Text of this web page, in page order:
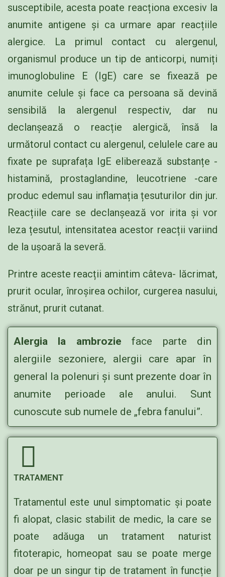
susceptibile, acesta poate reacționa excesiv la
anumite antigene și ca urmare apar reacțiile
alergice. La primul contact cu alergenul,
organismul produce un tip de anticorpi, numiți
imunoglobuline E (IgE) care se fixează pe
anumite celule și face ca persoana să devină
sensibilă la alergenul respectiv, dar nu
declanșează o reacție alergică, însă la
următorul contact cu alergenul, celulele care au
fixate pe suprafața IgE eliberează substanțe -
histamină, prostaglandine, leucotriene -care
produc edemul sau inflamația țesuturilor din jur.
Reacțiile care se declanșează vor irita și vor
leza țesutul, intensitatea acestor reacții variind
de la ușoară la severă.
Printre aceste reacții amintim câteva- lăcrimat,
prurit ocular, înroșirea ochilor, curgerea nasului,
strănut, prurit cutanat.
Alergia la ambrozie face parte din
alergiile sezoniere, alergii care apar în
general la polenuri și sunt prezente doar în
anumite perioade ale anului. Sunt
cunoscute sub numele de „febra fanului”.
TRATAMENT
Tratamentul este unul simptomatic și poate
fi alopat, clasic stabilit de medic, la care se
poate adăuga un tratament naturist
fitoterapic, homeopat sau se poate merge
doar pe un singur tip de tratament în funcție